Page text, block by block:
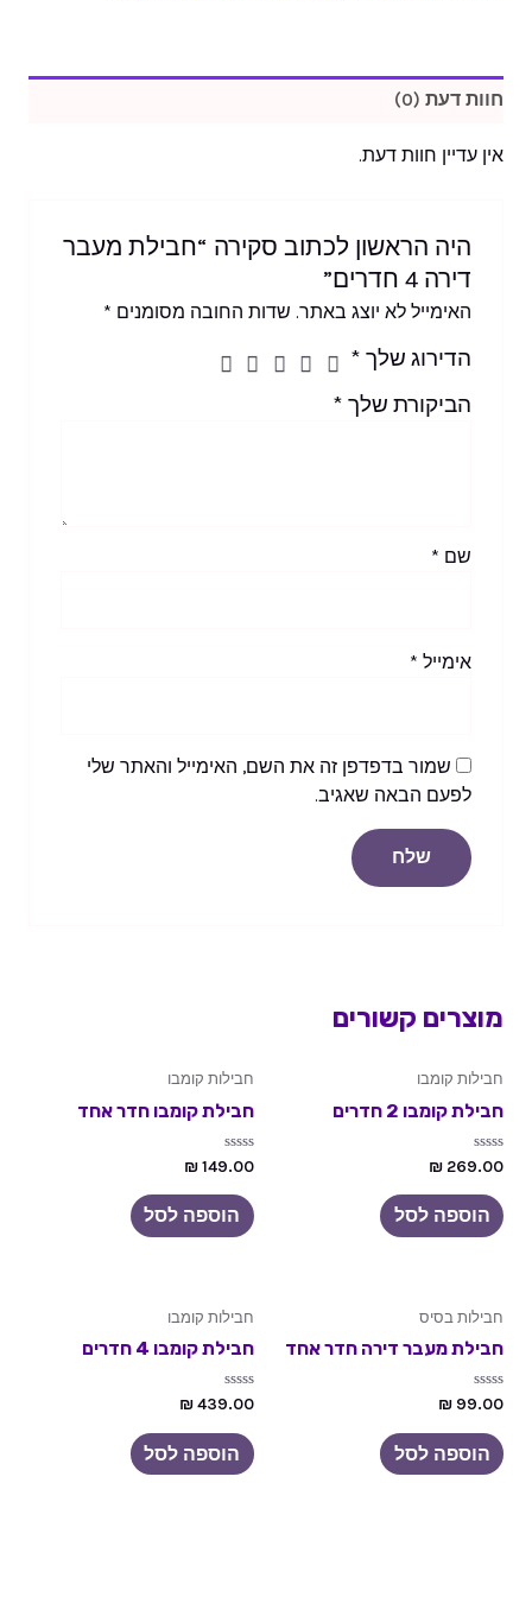
חוות דעת (0)
אין עדיין חוות דעת.
היה הראשון לכתוב סקירה “חבילת מעבר
דירה 4 חדרים”
האימייל לא יוצג באתר. שדות החובה מסומנים *
הדירוג שלך *
הביקורת שלך *
שם *
אימייל *
שמור בדפדפן זה את השם, האימייל והאתר שלי
לפעם הבאה שאגיב.
מוצרים קשורים
חבילות קומבו
חבילת קומבו 2 חדרים
דורג
מתוך
5
₪ 269.00
הוספה לסל
חבילות קומבו
חבילת קומבו חדר אחד
דורג
מתוך
5
₪149.00
הוספה לסל
חבילות בסיס
חבילת מעבר דירה חדר אחד
דורג
מתוך
5
₪ 99.00
הוספה לסל
חבילות קומבו
חבילת קומבו 4 חדרים
דורג
מתוך
5
₪439.00
הוספה לסל